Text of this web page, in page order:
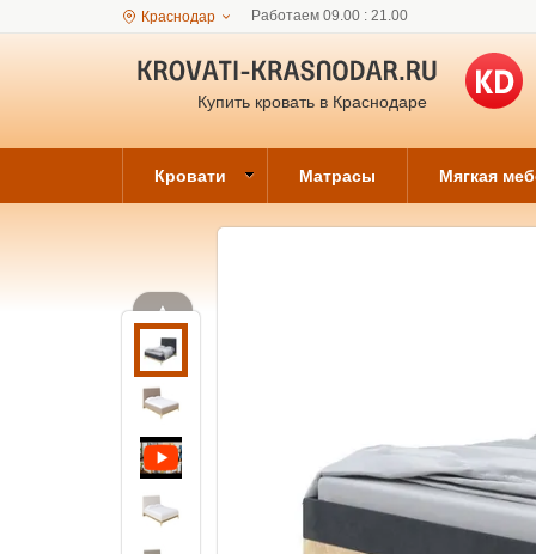
Краснодар Работаем 09.00 : 21.00
Купить кровать в Краснодаре
Кровати Матрасы Мягкая
▲